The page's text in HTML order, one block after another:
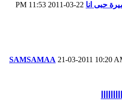
حبى انا
11:53 PM
SAMSAMAA 21-03-2011 10:20